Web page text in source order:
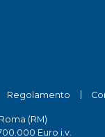
Regolamento
(RM)
Euro i.v.